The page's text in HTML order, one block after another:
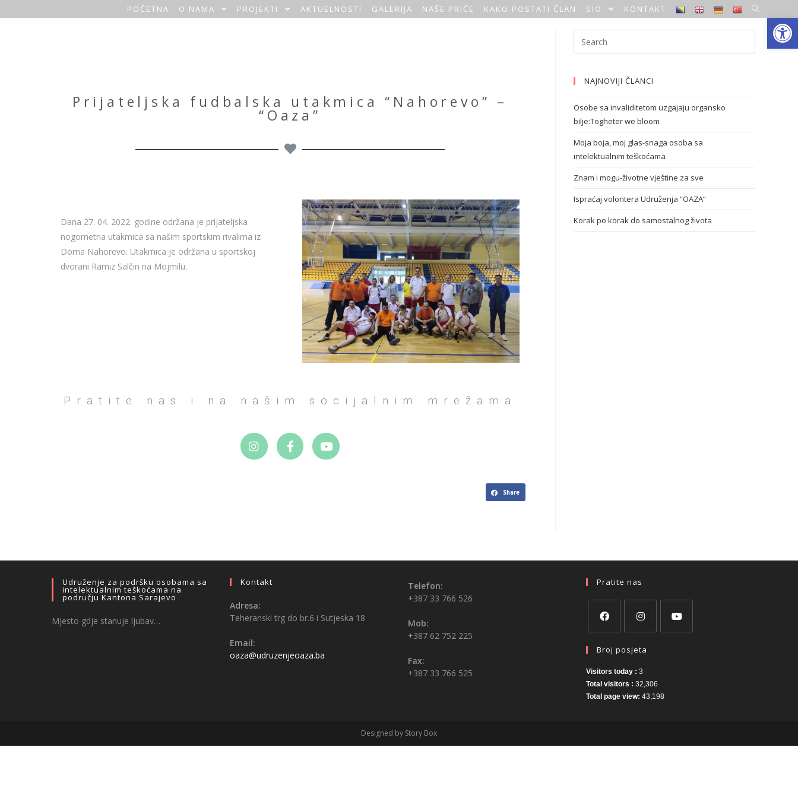
Open toolbar
O
POČETNA O NAMA PROJEKTI AKTUELNOSTI GALERIJA NAŠE PRIČE KAKO POSTATI ČLAN SIO KONTAKT
Prijateljska fudbalska utakmica “Nahorevo” –
“Oaza”
Dana 27. 04. 2022. godine održana je prijateljska
nogometna utakmica sa našim sportskim rivalima iz
Doma Nahorevo. Utakmica je održana u sportskoj
dvorani Ramiz Salčin na Mojmilu.
Pratite nas i na našim socijalnim mrežama
Share
NAJNOVIJI ČLANCI
Osobe sa invaliditetom uzgajaju organsko
bilje:Togheter we bloom
Moja boja, moj glas-snaga osoba sa
intelektualnim teškoćama
Znam i mogu-životne vještine za sve
Ispraćaj volontera Udruženja “OAZA”
Korak po korak do samostalnog života
Udruženje za podršku osobama sa
intelektualnim teškoćama na
području Kantona Sarajevo
Mjesto gdje stanuje ljubav…
Kontakt
Adresa:
Teheranski trg do br.6 i Sutjeska 18
Email:
oaza@udruzenjeoaza.ba
Telefon:
+387 33 766 526
Mob:
+387 62 752 225
Fax:
+387 33 766 525
Pratite nas
Broj posjeta
Visitors today : 3
Total visitors : 32,306
Total page view: 43,198
Designed by Story Box